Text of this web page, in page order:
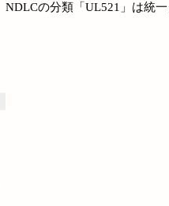
NDLCの分類「UL521」は統